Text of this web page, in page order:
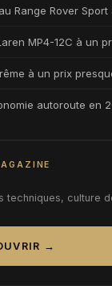
Range Rover Sport
MP4-12C à un
à un prix
autoroute en
techniques, culture
→